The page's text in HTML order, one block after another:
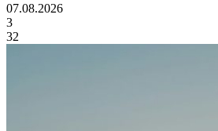
07.08.2026
3
32